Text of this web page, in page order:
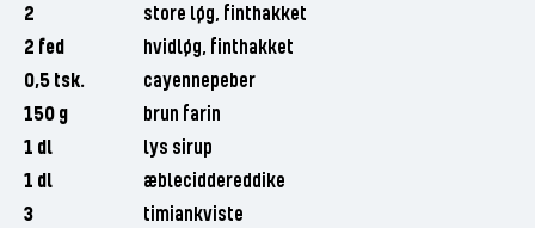
2
store løg, finthakket
2 fed
hvidløg, finthakket
0,5 tsk.
cayennepeber
150 g
brun farin
1 dl
lys sirup
1 dl
æbleciddereddike
3
timiankviste